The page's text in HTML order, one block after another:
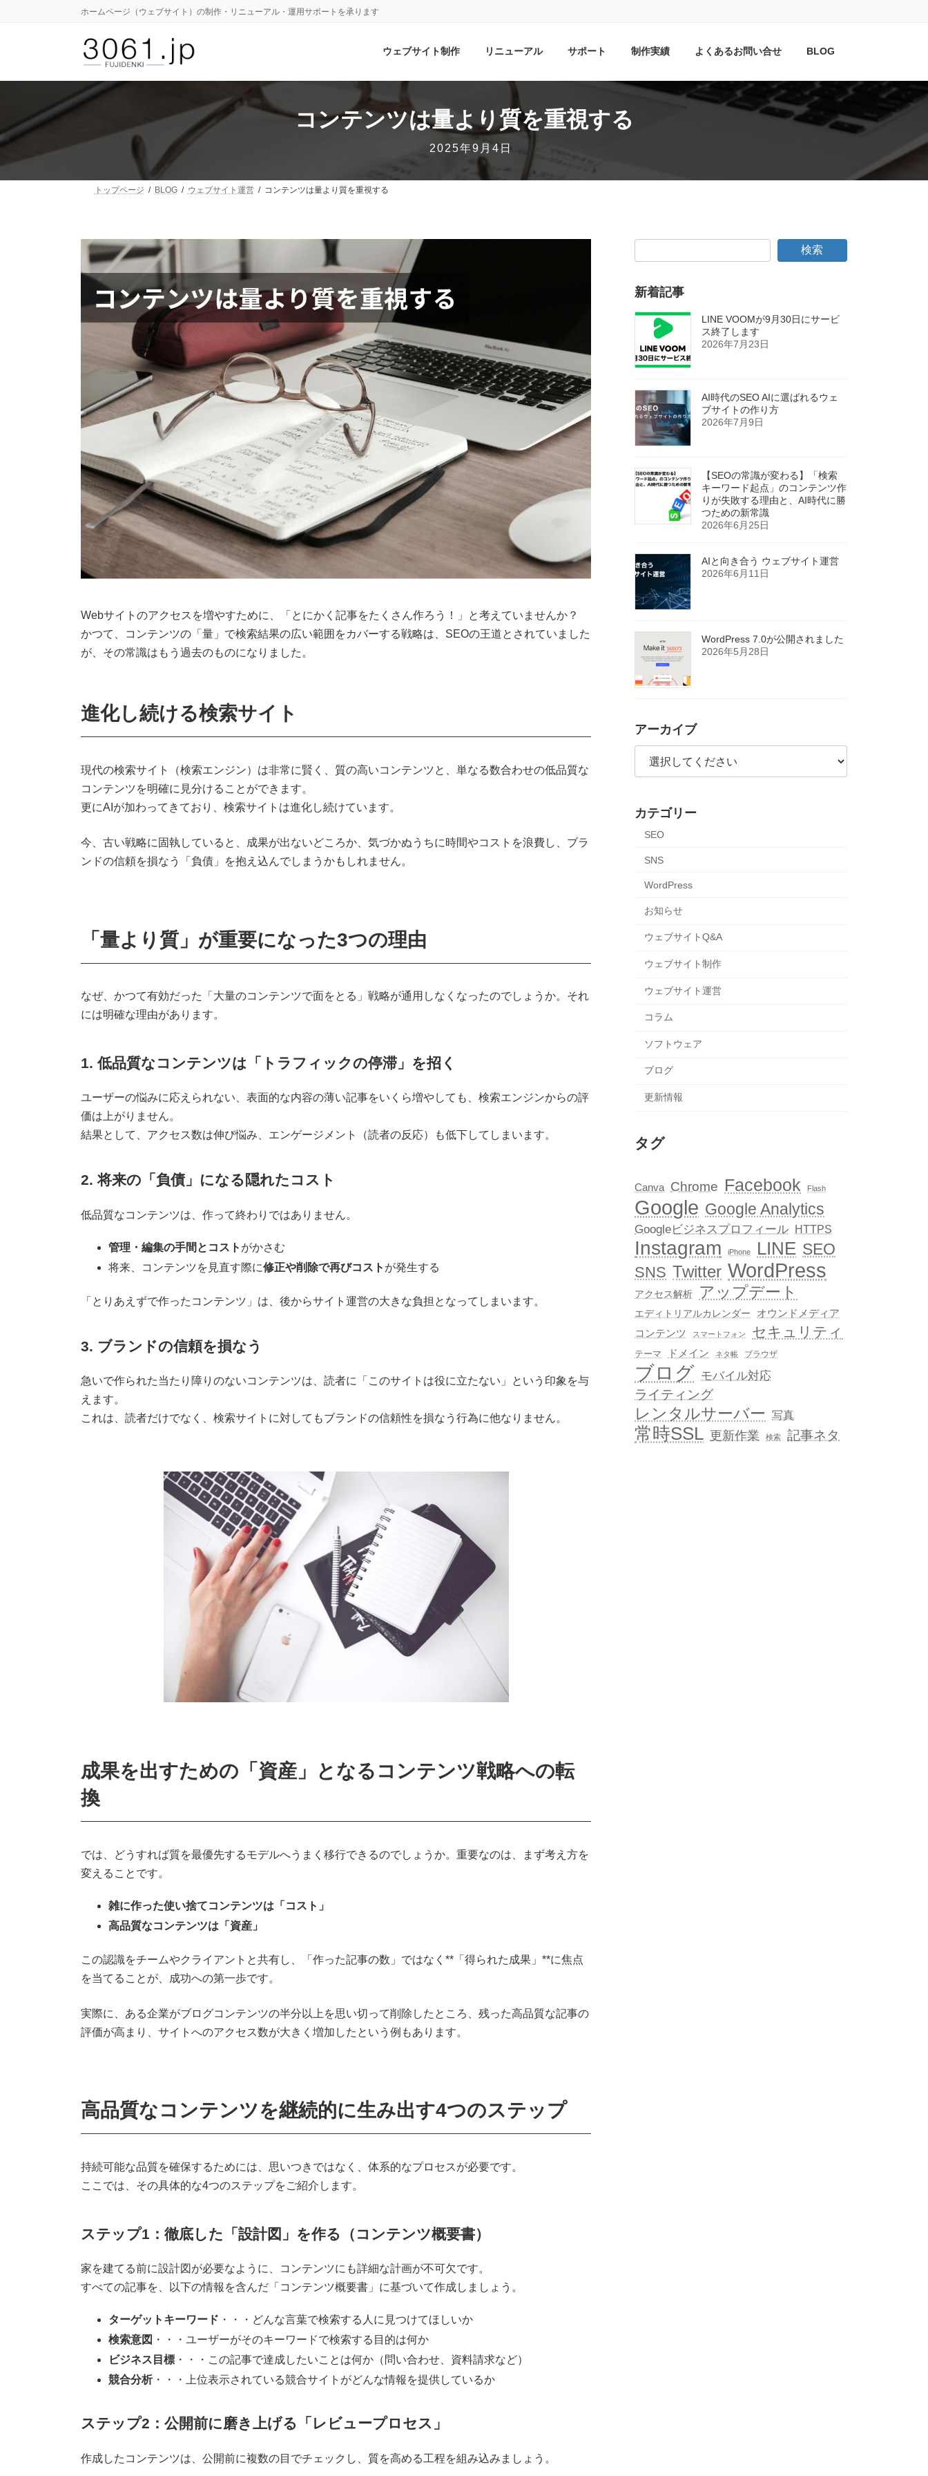
へ
プ
ョ
動
ホームページ（ウェブサイト）の制作・リニューアル・運用サポートを承ります
ウェブサイト制作 リニューアル サポート 制作実績 よくあるお問い合せ BLOG
コンテンツは量より質を重視する
2025年9月4日
トップページ BLOG ウェブサイト運営 コンテンツは量より質を重視する
Webサイトのアクセスを増やすために、「とにかく記事をたくさん作ろう！」と考えていませんか？
かつて、コンテンツの「量」で検索結果の広い範囲をカバーする戦略は、SEOの王道とされていました
が、その常識はもう過去のものになりました。
進化し続ける検索サイト
現代の検索サイト（検索エンジン）は非常に賢く、質の高いコンテンツと、単なる数合わせの低品質な
コンテンツを明確に見分けることができます。
更にAIが加わってきており、検索サイトは進化し続けています。
今、古い戦略に固執していると、成果が出ないどころか、気づかぬうちに時間やコストを浪費し、ブラ
ンドの信頼を損なう「負債」を抱え込んでしまうかもしれません。
「量より質」が重要になった3つの理由
なぜ、かつて有効だった「大量のコンテンツで面をとる」戦略が通用しなくなったのでしょうか。それ
には明確な理由があります。
1. 低品質なコンテンツは「トラフィックの停滞」を招く
ユーザーの悩みに応えられない、表面的な内容の薄い記事をいくら増やしても、検索エンジンからの評
価は上がりません。
結果として、アクセス数は伸び悩み、エンゲージメント（読者の反応）も低下してしまいます。
2. 将来の「負債」になる隠れたコスト
低品質なコンテンツは、作って終わりではありません。
管理・編集の手間とコスト がかさむ
将来、コンテンツを見直す際に修正や削除で再びコスト が発生する
「とりあえずで作ったコンテンツ」は、後からサイト運営の大きな負担となってしまいます。
3. ブランドの信頼を損なう
急いで作られた当たり障りのないコンテンツは、読者に「このサイトは役に立たない」という印象を与
えます。
これは、読者だけでなく、検索サイトに対してもブランドの信頼性を損なう行為に他なりません。
成果を出すための「資産」となるコンテンツ戦略への転
換
では、どうすれば質を最優先するモデルへうまく移行できるのでしょうか。重要なのは、まず考え方を
変えることです。
雑に作った使い捨てコンテンツは「コスト」
高品質なコンテンツは「資産」
この認識をチームやクライアントと共有し、「作った記事の数」ではなく**「得られた成果」**に焦点
を当てることが、成功への第一歩です。
実際に、ある企業がブログコンテンツの半分以上を思い切って削除したところ、残った高品質な記事の
評価が高まり、サイトへのアクセス数が大きく増加したという例もあります。
高品質なコンテンツを継続的に生み出す4つのステップ
持続可能な品質を確保するためには、思いつきではなく、体系的なプロセスが必要です。
ここでは、その具体的な4つのステップをご紹介します。
ステップ1：徹底した「設計図」を作る（コンテンツ概要書）
家を建てる前に設計図が必要なように、コンテンツにも詳細な計画が不可欠です。
すべての記事を、以下の情報を含んだ「コンテンツ概要書」に基づいて作成しましょう。
ターゲットキーワード ・・・どんな言葉で検索する人に見つけてほしいか
検索意図 ・・・ユーザーがそのキーワードで検索する目的は何か
ビジネス目標 ・・・この記事で達成したいことは何か（問い合わせ、資料請求など）
競合分析・・・上位表示されている競合サイトがどんな情報を提供しているか
ステップ2：公開前に磨き上げる「レビュープロセス」
作成したコンテンツは、公開前に複数の目でチェックし、質を高める工程を組み込みましょう。
検索
新着記事
LINE VOOMが9月30日にサービ
ス終了します
2026年7月23日
AI時代のSEO AIに選ばれるウェ
ブサイトの作り方
2026年7月9日
【SEOの常識が変わる】「検索
キーワード起点」のコンテンツ作
りが失敗する理由と、AI時代に勝
つための新常識
2026年6月25日
AIと向き合う ウェブサイト運営
2026年6月11日
WordPress 7.0が公開されました
2026年5月28日
アーカイブ
カテゴリー
SEO
SNS
WordPress
お知らせ
ウェブサイトQ&A
ウェブサイト制作
ウェブサイト運営
コラム
ソフトウェア
ブログ
更新情報
タグ
Canva Chrome Facebook Flash
Google Google Analytics
Googleビジネスプロフィール HTTPS
Instagram iPhone LINE SEO
SNS Twitter WordPress
アクセス解析 アップデート
エディトリアルカレンダー
オウンドメディア
コンテンツ
スマートフォン セキュリティ
テーマ ドメイン ネタ帳 ブラウザ
ブログ モバイル対応
ライティング
レンタルサーバー 写真
常時SSL 更新作業 検索 記事ネタ